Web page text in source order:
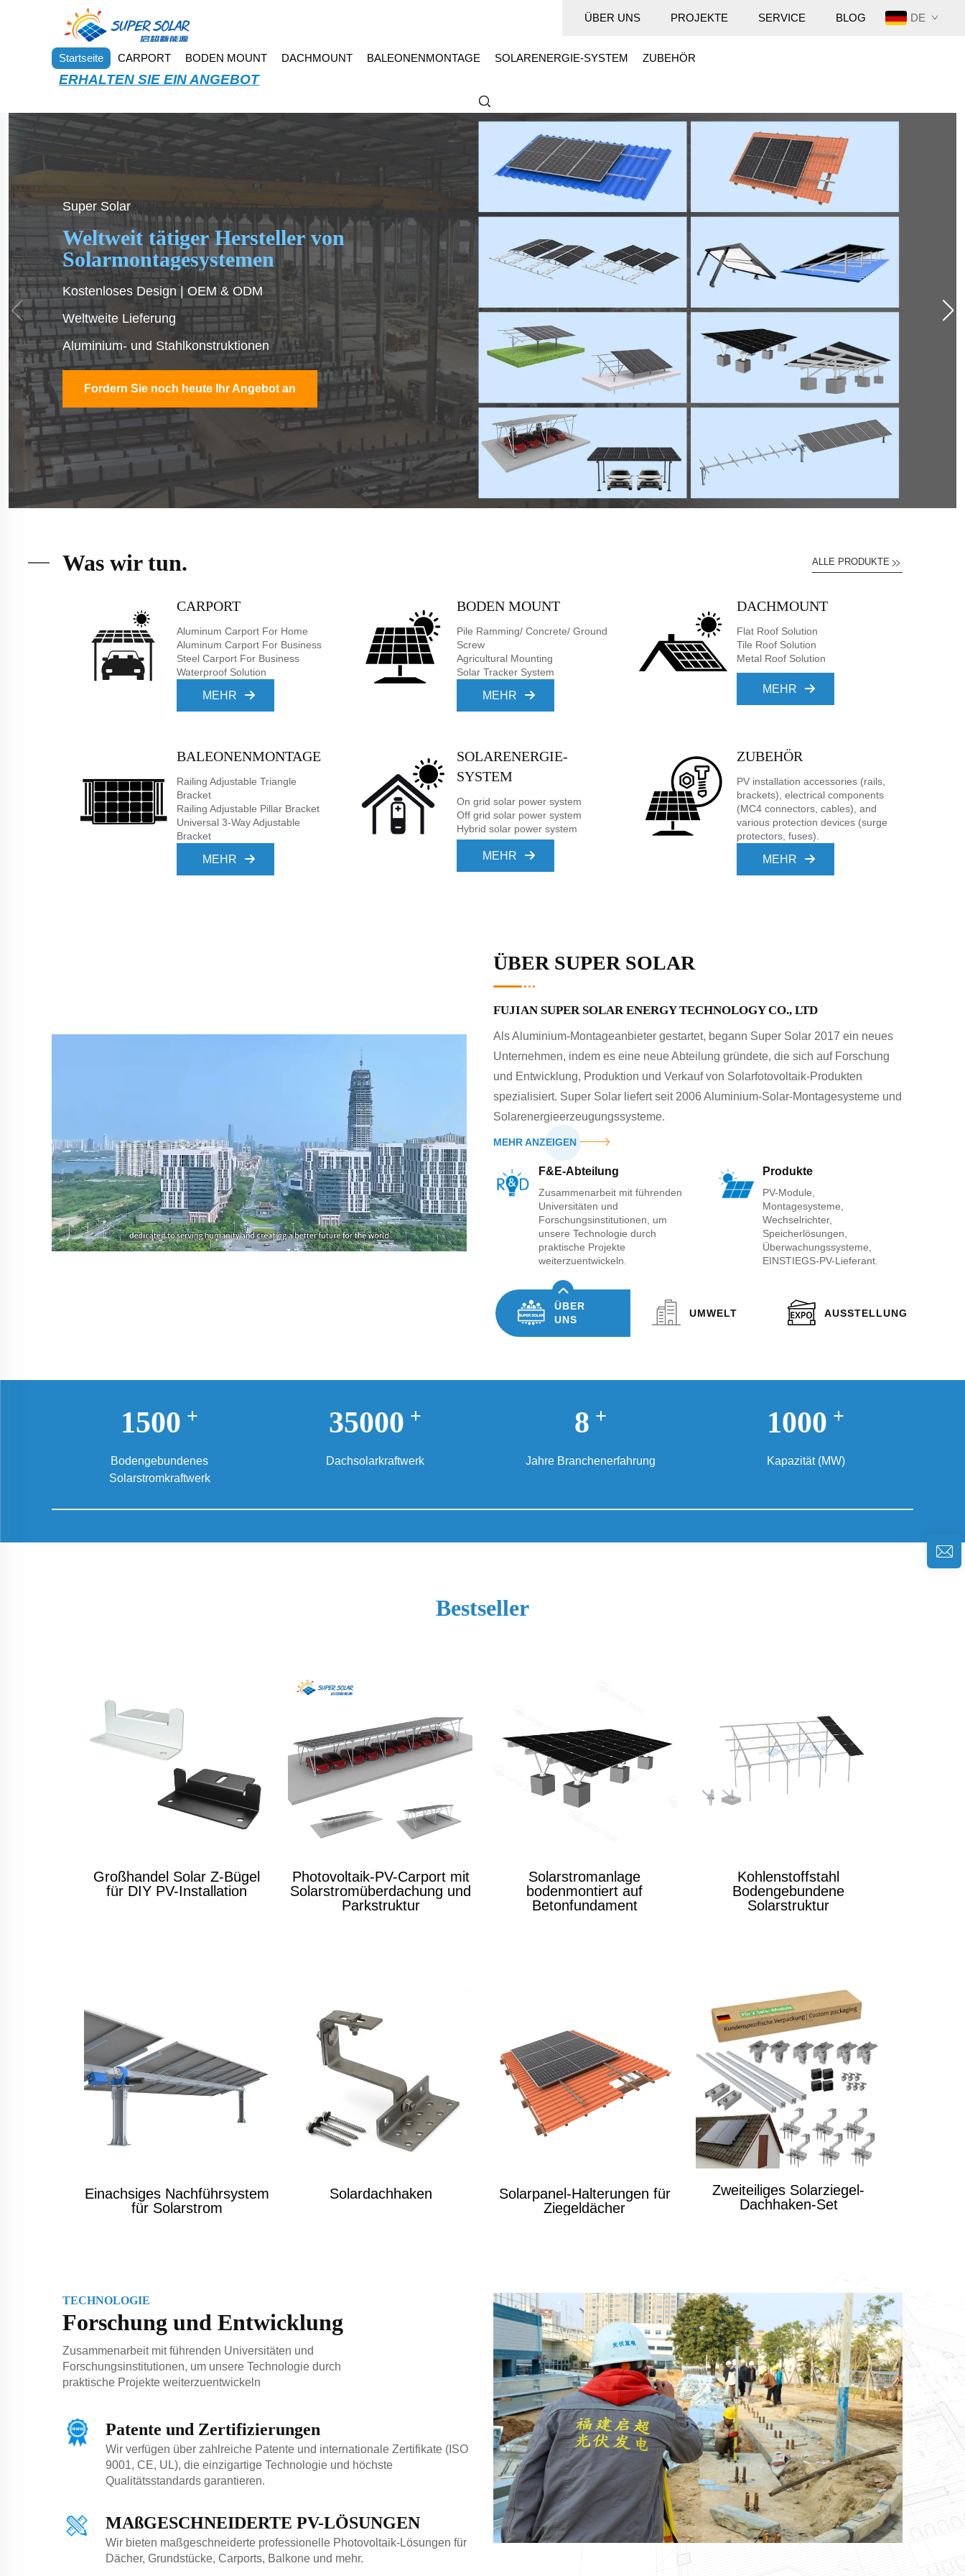
ÜBER UNS PROJEKTE SERVICE BLOG DE
Startseite CARPORT BODEN MOUNT DACHMOUNT BALEONENMONTAGE SOLARENERGIE-SYSTEM ZUBEHÖR
ERHALTEN SIE EIN ANGEBOT
Erhöhung der Energieausbeute
Maßgeschneiderter Solar-Tracker
Fernüberwachung & -wartung
An Wüsten-, Küsten- sowie Gebiete mit starkem Wind oder Schnee
angepasst
Struktur basierend auf den Standortbedingungen optimiert
Mehr erfahren
Was wir tun. ALLE PRODUKTE
CARPORT
Aluminum Carport For Home
Aluminum Carport For Business
Steel Carport For Business
Waterproof Solution
MEHR
BODEN MOUNT
Pile Ramming/ Concrete/ Ground
Screw
Agricultural Mounting
Solar Tracker System
MEHR
DACHMOUNT
Flat Roof Solution
Tile Roof Solution
Metal Roof Solution
MEHR
BALEONENMONTAGE
Railing Adjustable Triangle
Bracket
Railing Adjustable Pillar Bracket
Universal 3-Way Adjustable
Bracket
MEHR
SOLARENERGIE-
SYSTEM
On grid solar power system
Off grid solar power system
Hybrid solar power system
MEHR
ZUBEHÖR
PV installation accessories (rails,
brackets), electrical components
(MC4 connectors, cables), and
various protection devices (surge
protectors, fuses).
MEHR
ÜBER SUPER SOLAR
FUJIAN SUPER SOLAR ENERGY TECHNOLOGY CO., LTD
Als Aluminium-Montageanbieter gestartet, begann Super Solar 2017 ein neues
Unternehmen, indem es eine neue Abteilung gründete, die sich auf Forschung
und Entwicklung, Produktion und Verkauf von Solarfotovoltaik-Produkten
spezialisiert. Super Solar liefert seit 2006 Aluminium-Solar-Montagesysteme und
Solarenergieerzeugungssysteme.
MEHR ANZEIGEN
F&E-Abteilung
Zusammenarbeit mit führenden
Universitäten und
Forschungsinstitutionen, um
unsere Technologie durch
praktische Projekte
weiterzuentwickeln.
Produkte
PV-Module,
Montagesysteme,
Wechselrichter,
Speicherlösungen,
Überwachungssysteme,
EINSTIEGS-PV-Lieferant.
ÜBER
UNS
UMWELT AUSSTELLUNG
1500 +
Bodengebundenes
Solarstromkraftwerk
35000 +
Dachsolarkraftwerk
8 +
Jahre Branchenerfahrung
1000 +
Kapazität (MW)
Bestseller
Großhandel Solar Z-Bügel
für DIY PV-Installation
Photovoltaik-PV-Carport mit
Solarstromüberdachung und
Parkstruktur
Solarstromanlage
bodenmontiert auf
Betonfundament
Kohlenstoffstahl
Bodengebundene
Solarstruktur
Einachsiges Nachführsystem
für Solarstrom
Solardachhaken
Solarpanel-Halterungen für
Ziegeldächer
Zweiteiliges Solarziegel-
Dachhaken-Set
TECHNOLOGIE
Forschung und Entwicklung
Zusammenarbeit mit führenden Universitäten und
Forschungsinstitutionen, um unsere Technologie durch
praktische Projekte weiterzuentwickeln
Patente und Zertifizierungen
Wir verfügen über zahlreiche Patente und internationale Zertifikate (ISO
9001, CE, UL), die einzigartige Technologie und höchste
Qualitätsstandards garantieren.
MAßGESCHNEIDERTE PV-LÖSUNGEN
Wir bieten maßgeschneiderte professionelle Photovoltaik-Lösungen für
Dächer, Grundstücke, Carports, Balkone und mehr.